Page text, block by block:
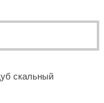
скальный